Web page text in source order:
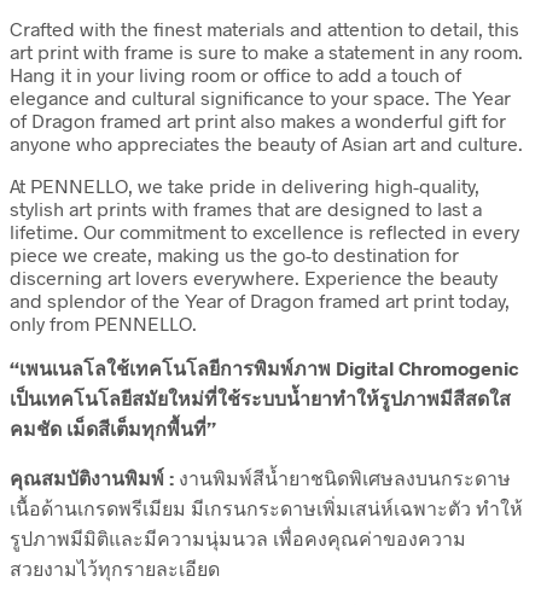
Crafted with the finest materials and attention to detail, this
art print with frame is sure to make a statement in any room.
Hang it in your living room or office to add a touch of
elegance and cultural significance to your space. The Year
of Dragon framed art print also makes a wonderful gift for
anyone who appreciates the beauty of Asian art and culture.
At PENNELLO, we take pride in delivering high-quality,
stylish art prints with frames that are designed to last a
lifetime. Our commitment to excellence is reflected in every
piece we create, making us the go-to destination for
discerning art lovers everywhere. Experience the beauty
and splendor of the Year of Dragon framed art print today,
only from PENNELLO.
“เพนเนลโลใช้เทคโนโลยีการพิมพ์ภาพ Digital Chromogenic
เป็นเทคโนโลยีสมัยใหม่ที่ใช้ระบบน้ำยาทำให้รูปภาพมีสีสดใส
คมชัด เม็ดสีเต็มทุกพื้นที่”
คุณสมบัติงานพิมพ์ : งานพิมพ์สีน้ำยาชนิดพิเศษลงบนกระดาษ
เนื้อด้านเกรดพรีเมียม มีเกรนกระดาษเพิ่มเสน่ห์เฉพาะตัว ทำให้
รูปภาพมีมิติและมีความนุ่มนวล เพื่อคงคุณค่าของความ
สวยงามไว้ทุกรายละเอียด